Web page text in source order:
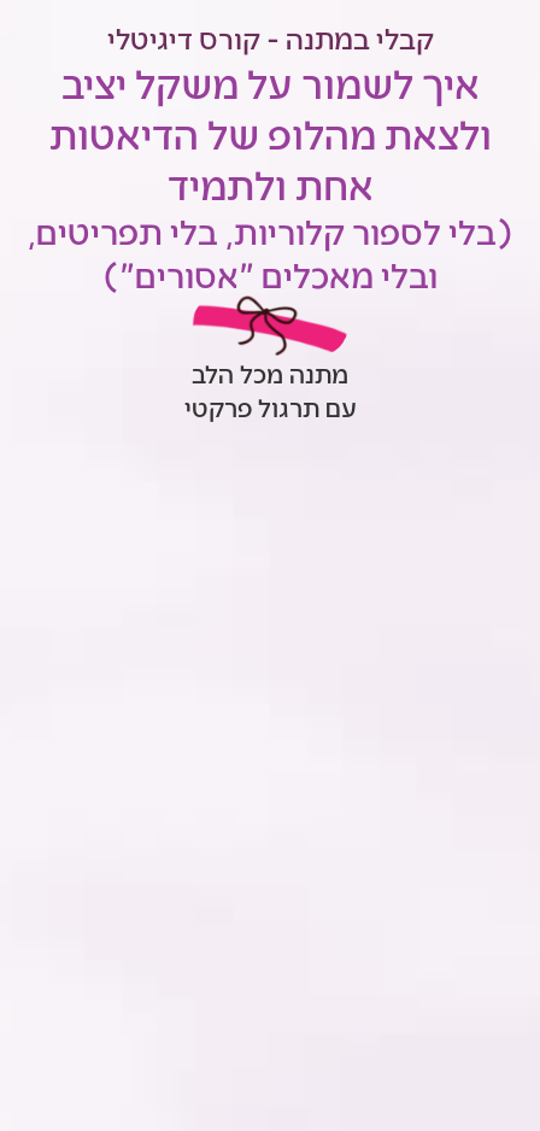
קבלי במתנה - קורס דיגיטלי
איך לשמור על משקל יציב
ולצאת מהלופ של הדיאטות
אחת ולתמיד
(בלי לספור קלוריות, בלי תפריטים,
ובלי מאכלים "אסורים")
מתנה מכל הלב
עם תרגול פרקטי